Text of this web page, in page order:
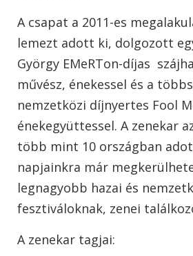
A csapat a 2011-es
lemezt adott ki, dolgozott
György EMeRTon-díjas
művész, énekessel és a
nemzetközi díjnyertes Fool
énekegyüttessel. A zenekar
több mint 10 országban
napjainkra már
legnagyobb hazai és
fesztiváloknak, zenei
A zenekar tagjai: